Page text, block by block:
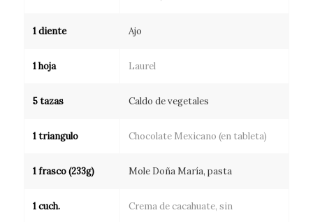
1 diente Ajo
1 hoja Laurel
5 tazas Caldo de vegetales
1 triangulo Chocolate Mexicano (en tableta)
1 frasco (233g) Mole Doña María, pasta
1 cuch.
Crema de cacahuate, sin